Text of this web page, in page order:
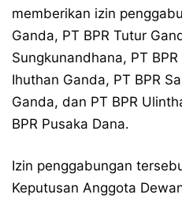
memberikan izin
Ganda, PT BPR Tutur
Sungkunandhana, PT
Ihuthan Ganda, PT BPR
Ganda, dan PT BPR
BPR Pusaka Dana.
Izin penggabungan
Keputusan Anggota